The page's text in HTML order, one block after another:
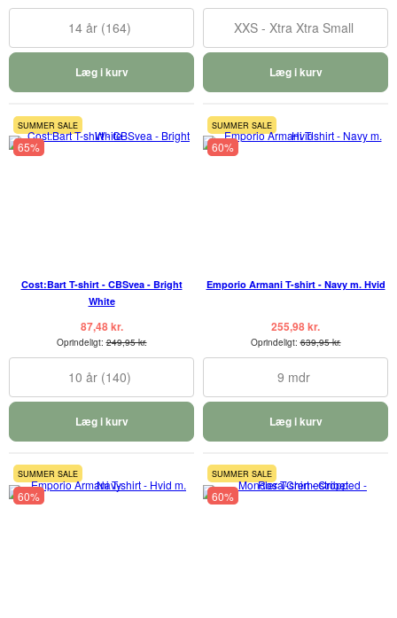
14 år (164)
Læg i kurv
XXS - Xtra Xtra Small
Læg i kurv
SUMMER SALE
65%
Cost:Bart T-shirt - CBSvea - Bright
White
87,48 kr.
Oprindeligt:249,95 kr.
10 år (140)
Læg i kurv
SUMMER SALE
60%
Emporio Armani T-shirt - Navy m. Hvid
255,98 kr.
Oprindeligt:639,95 kr.
9 mdr
Læg i kurv
SUMMER SALE
60%
SUMMER SALE
60%